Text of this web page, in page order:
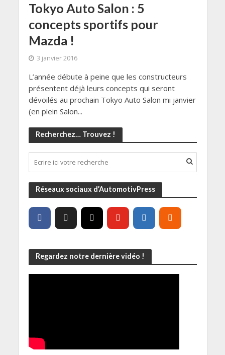
Tokyo Auto Salon : 5
concepts sportifs pour
Mazda !
3 janvier 2016
L’année débute à peine que les constructeurs
présentent déjà leurs concepts qui seront
dévoilés au prochain Tokyo Auto Salon mi janvier
(en plein Salon...
Recherchez… Trouvez !
Réseaux sociaux d’AutomotivPress
Regardez notre dernière vidéo !